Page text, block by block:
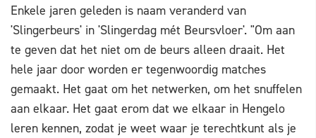
Enkele jaren geleden is naam veranderd van
'Slingerbeurs' in 'Slingerdag mét Beursvloer'. "Om aan
te geven dat het niet om de beurs alleen draait. Het
hele jaar door worden er tegenwoordig matches
gemaakt. Het gaat om het netwerken, om het snuffelen
aan elkaar. Het gaat erom dat we elkaar in Hengelo
leren kennen, zodat je weet waar je terechtkunt als je